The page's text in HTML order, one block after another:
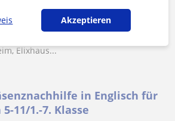
Elixhaus...
in Englisch für
11/1.-7. Klasse
Akzeptieren